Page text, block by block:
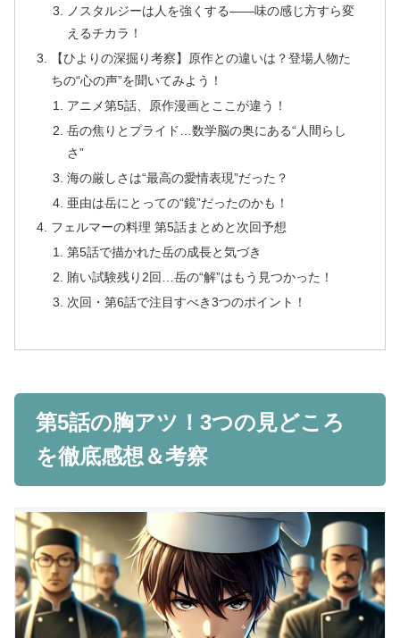
ノスタルジーは人を強くする――味の感じ方すら変
えるチカラ！
【ひよりの深掘り考察】原作との違いは？登場人物た
ちの“心の声”を聞いてみよう！
アニメ第5話、原作漫画とここが違う！
岳の焦りとプライド…数学脳の奥にある“人間らし
さ”
海の厳しさは“最高の愛情表現”だった？
亜由は岳にとっての“鏡”だったのかも！
フェルマーの料理 第5話まとめと次回予想
第5話で描かれた岳の成長と気づき
賄い試験残り2回…岳の“解”はもう見つかった！
次回・第6話で注目すべき3つのポイント！
第5話の胸アツ！3つの見どころ
を徹底感想＆考察